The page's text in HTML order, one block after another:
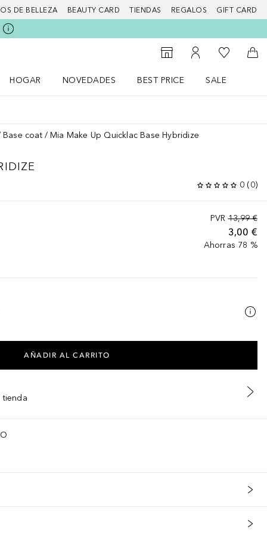
DE BELLEZA BEAUTY CARD TIENDAS REGALOS GIFT CARD
Al Storefinder
Mi cuenta
Mi lista de
A
HOGAR
NOVEDADES
BEST PRICE
SALE
Base coat Mia Make Up Quicklac Base Hybridize
0 (0)
PVR 13,99 €
3,00 €
Ahorras 78 %
AÑADIR AL CARRITO
tienda